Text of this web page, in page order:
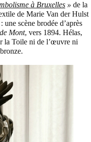
à Bruxelles » de la
de Marie Van der Hulst
scène brodée d’après
Mont, vers 1894. Hélas,
la Toile ni de l’œuvre ni